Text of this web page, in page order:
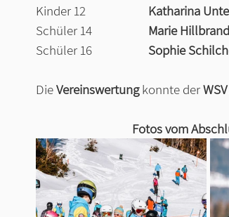
Katharina
Marie Hillbrand
Sophie
Die Vereinswertung konnte der
Fotos vom